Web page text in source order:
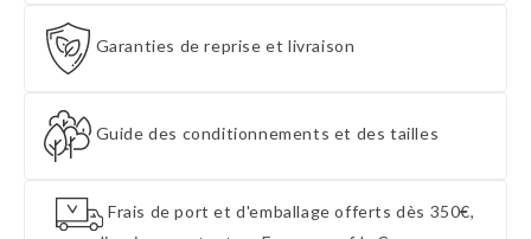
Garanties de reprise et livraison
Guide des conditionnements et des tailles
Frais de port et d'emballage offerts dès 350€,